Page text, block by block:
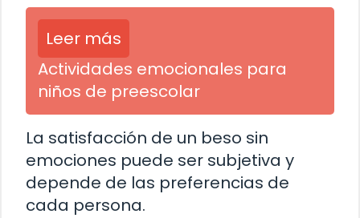
Leer más
Actividades emocionales para
niños de preescolar
La satisfacción de un beso sin
emociones puede ser subjetiva y
depende de las preferencias de
cada persona.